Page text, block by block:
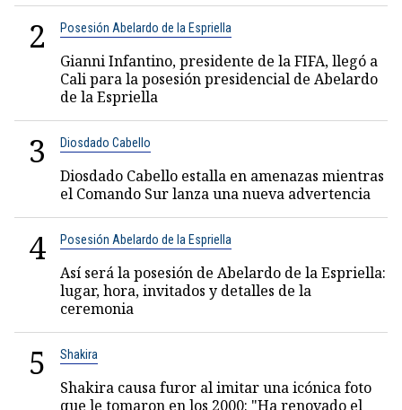
2 Posesión Abelardo de la Espriella
Gianni Infantino, presidente de la FIFA, llegó a
Cali para la posesión presidencial de Abelardo
de la Espriella
3 Diosdado Cabello
Diosdado Cabello estalla en amenazas mientras
el Comando Sur lanza una nueva advertencia
4 Posesión Abelardo de la Espriella
Así será la posesión de Abelardo de la Espriella:
lugar, hora, invitados y detalles de la
ceremonia
5 Shakira
Shakira causa furor al imitar una icónica foto
que le tomaron en los 2000: "Ha renovado el